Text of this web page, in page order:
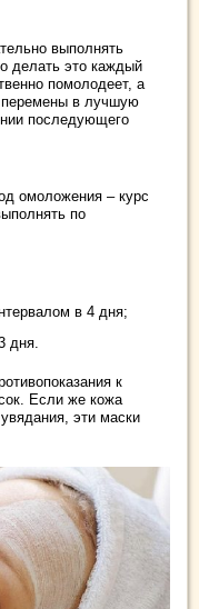
выполнять
делать это каждый
помолодеет, а
перемены в лучшую
последующего
омоложения – курс
по
в 4 дня;
дня.
к
Если же кожа
эти маски